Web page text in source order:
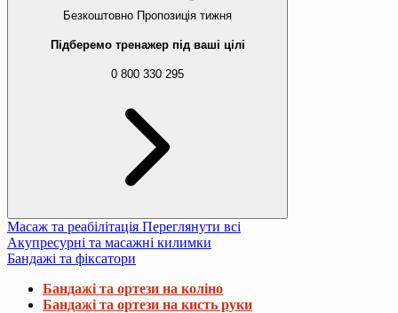
Безкоштовно Пропозиція тижня
Підберемо тренажер під ваші цілі
0 800 330 295
Масаж та реабілітація Переглянути всі
Акупресурні та масажні килимки
Бандажі та фіксатори
Бандажі та ортези на коліно
Бандажі та ортези на кисть руки